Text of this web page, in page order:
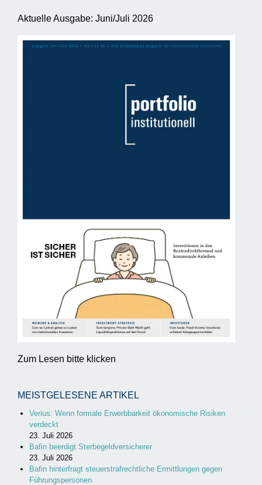
Aktuelle Ausgabe: Juni/Juli 2026
Zum Lesen bitte klicken
MEISTGELESENE ARTIKEL
Verius: Wenn formale Erwerbbarkeit ökonomische Risiken
verdeckt
23. Juli 2026
Bafin beerdigt Sterbegeldversicherer
23. Juli 2026
Bafin hinterfragt steuerstrafrechtliche Ermittlungen gegen
Führungspersonen